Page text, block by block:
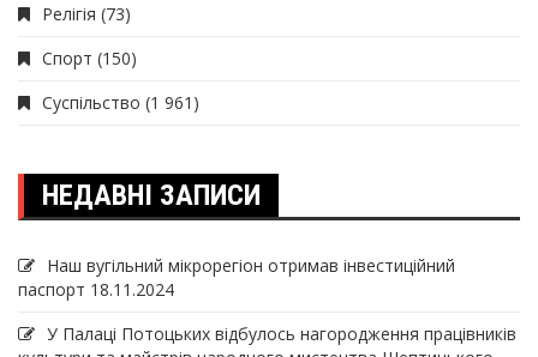
Релігія (73)
Спорт (150)
Суспільство (1 961)
НЕДАВНІ ЗАПИСИ
Наш вугільний мікрорегіон отримав інвеcтиційний
паспорт 18.11.2024
У Палаці Потоцьких відбулось нагородження працівників